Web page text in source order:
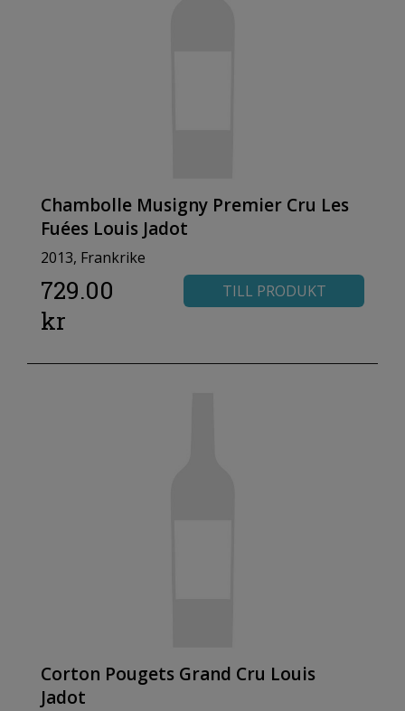
Chambolle Musigny Premier Cru Les
Fuées Louis Jadot
2013, Frankrike
729.00
kr
TILL PRODUKT
Corton Pougets Grand Cru Louis
Jadot